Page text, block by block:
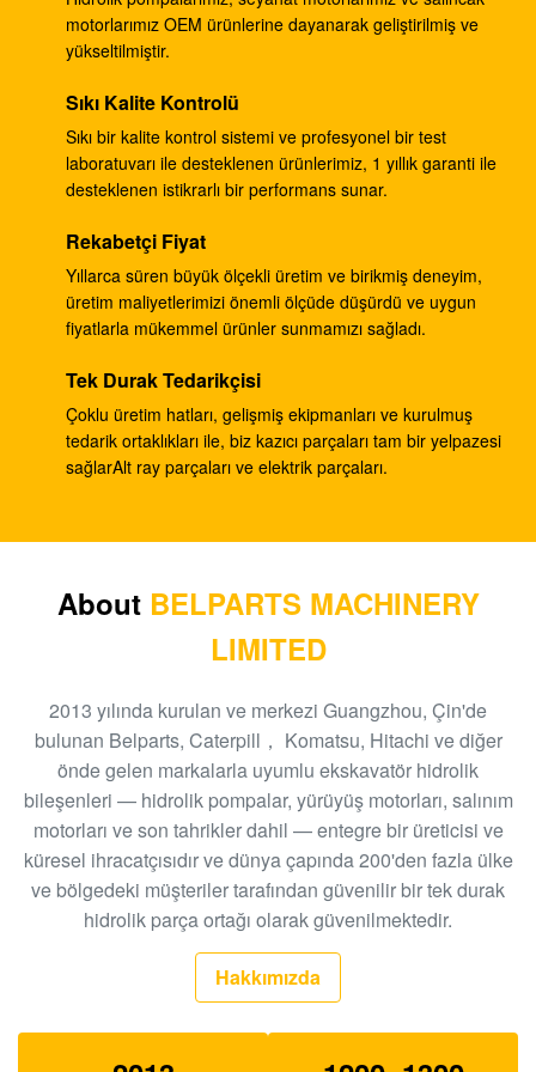
Dişli Pompa
Komatsu için vites pompası pilot pompası 708-23-
04014
ZX330-3 ZX330-5G ZX450 Ekskavatör Kontrol
Ekskavatör PC40MR-2 Hidrolik Ana Kontrol Vanası
1001-5500
9195243
Belparts ZX200 HPV0102 Hidrolik Pompa
Regülatörü 9181608
hidrolik salınım azaltma takma
210Kg SK250 Ekskavatör Kontrol Vanası B44014B
KMX15YD
14699704
Hitachi Ekskavatör EX300-2 HPV145 Hidrolik Pompa
Regülatörü 9122781
Hitachi Ekskavatör EX200 HPV116 Regülatör Yedek
Parçaları 19070528
K3V63DT Hidrolik Pompa Regülatörü, E312
Ekskavatör R360 K3V180DT Hidrolik Pompa
motorlarımız OEM ürünlerine dayanarak geliştirilmiş ve
yükseltilmiştir.
Sıkı Kalite Kontrolü
Sıkı bir kalite kontrol sistemi ve profesyonel bir test
laboratuvarı ile desteklenen ürünlerimiz, 1 yıllık garanti ile
desteklenen istikrarlı bir performans sunar.
Rekabetçi Fiyat
Yıllarca süren büyük ölçekli üretim ve birikmiş deneyim,
üretim maliyetlerimizi önemli ölçüde düşürdü ve uygun
fiyatlarla mükemmel ürünler sunmamızı sağladı.
Tek Durak Tedarikçisi
Çoklu üretim hatları, gelişmiş ekipmanları ve kurulmuş
tedarik ortaklıkları ile, biz kazıcı parçaları tam bir yelpazesi
sağlarAlt ray parçaları ve elektrik parçaları.
About BELPARTS MACHINERY
LIMITED
2013 yılında kurulan ve merkezi Guangzhou, Çin'de
bulunan Belparts, Caterpill， Komatsu, Hitachi ve diğer
önde gelen markalarla uyumlu ekskavatör hidrolik
bileşenleri — hidrolik pompalar, yürüyüş motorları, salınım
motorları ve son tahrikler dahil — entegre bir üreticisi ve
küresel ihracatçısıdır ve dünya çapında 200'den fazla ülke
ve bölgedeki müşteriler tarafından güvenilir bir tek durak
hidrolik parça ortağı olarak güvenilmektedir.
Hakkımızda